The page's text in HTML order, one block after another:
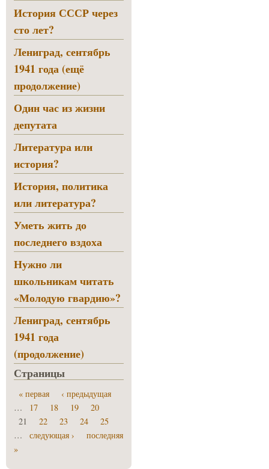
История СССР через
сто лет?
Лениград, сентябрь
1941 года (ещё
продолжение)
Один час из жизни
депутата
Литература или
история?
История, политика
или литература?
Уметь жить до
последнего вздоха
Нужно ли
школьникам читать
«Молодую гвардию»?
Лениград, сентябрь
1941 года
(продолжение)
Страницы
« первая
‹ предыдущая
…
17 18 19
20
21
22 23 24
25
…
следующая ›
последняя
»